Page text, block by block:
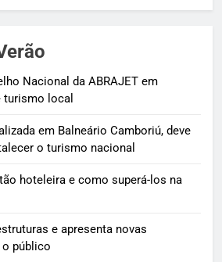
Nacional da ABRAJET em
local
em Balneário Camboriú, deve
o turismo nacional
hoteleira e como superá-los na
e apresenta novas
o público